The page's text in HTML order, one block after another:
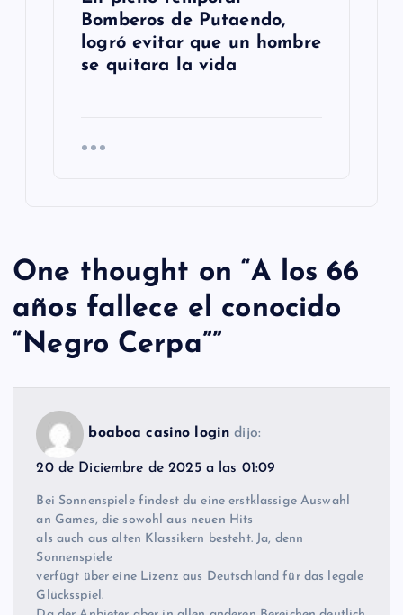
Bomberos de Putaendo,
logró evitar que un hombre
se quitara la vida
One thought on “A los 66
años fallece el conocido
“Negro Cerpa””
boaboa casino login dijo:
20 de Diciembre de 2025 a las 01:09
Bei Sonnenspiele findest du eine erstklassige Auswahl
an Games, die sowohl aus neuen Hits
als auch aus alten Klassikern besteht. Ja, denn
Sonnenspiele
verfügt über eine Lizenz aus Deutschland für das legale
Glücksspiel.